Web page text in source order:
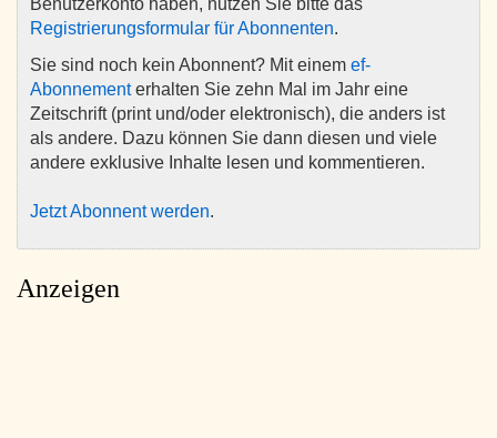
Benutzerkonto haben, nutzen Sie bitte das
Registrierungsformular für Abonnenten.
Sie sind noch kein Abonnent? Mit einem ef-
Abonnementerhalten Sie zehn Mal im Jahr eine
Zeitschrift (print und/oder elektronisch), die anders ist
als andere. Dazu können Sie dann diesen und viele
andere exklusive Inhalte lesen und kommentieren.
Jetzt Abonnent werden.
Anzeigen